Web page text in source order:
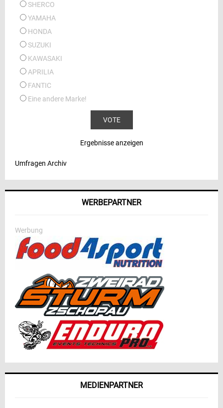
SHERCO
YAMAHA
HONDA
SUZUKI
KAWASAKI
APRILIA
FANTIC
Eine andere Marke!
Ergebnisse anzeigen
Umfragen Archiv
WERBEPARTNER
Werbung
MEDIENPARTNER